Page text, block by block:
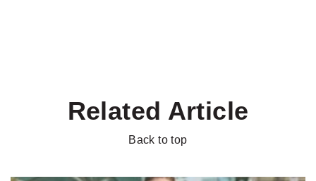
Related Article
Back to top